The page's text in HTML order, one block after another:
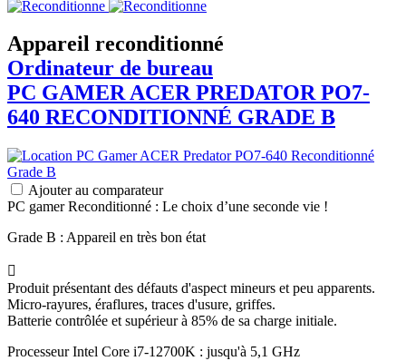
Appareil reconditionné
Ordinateur de bureau
PC GAMERACERPREDATOR PO7-
640 RECONDITIONNÉ GRADE B
Ajouter au comparateur
PC gamer Reconditionné : Le choix d’une seconde vie !
Grade B : Appareil en très bon état

Produit présentant des défauts d'aspect mineurs et peu apparents.
Micro-rayures, éraflures, traces d'usure, griffes.
Batterie contrôlée et supérieur à 85% de sa charge initiale.
Processeur Intel Core i7-12700K : jusqu'à 5,1 GHz